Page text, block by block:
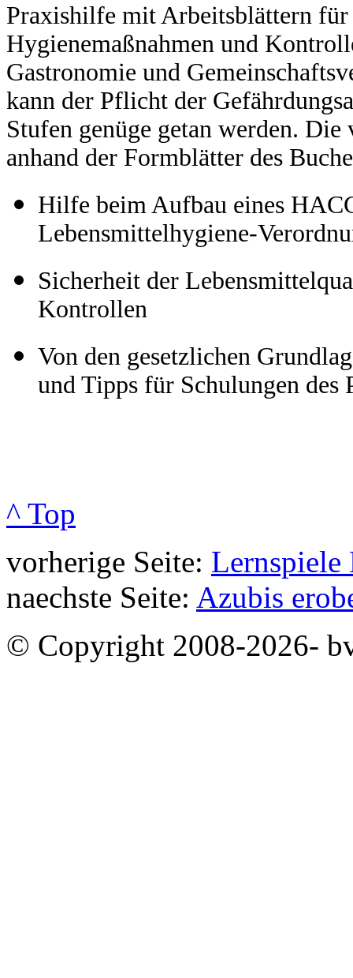
Praxishilfe mit Arbeitsblättern für
Hygienemaßnahmen und
Gastronomie und
kann der Pflicht der
Stufen genüge getan werden.
anhand der Formblätter des
Hilfe beim Aufbau eines
Lebensmittelhygiene-
Sicherheit der
Kontrollen
Von den gesetzlichen
und Tipps für Schulungen des
^ Top
vorherige Seite: Lernspiele
naechste Seite: Azubis
© Copyright 2008-2026-